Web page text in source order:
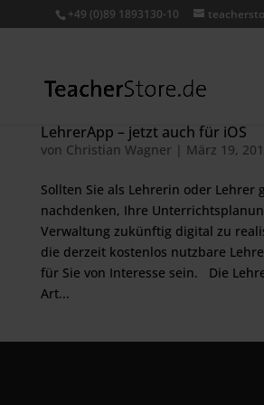
+49 (0)89 1893130-10
LehrerApp – jetzt auch für iOS
von Christian Wagner | März 19,
Sollten Sie als Lehrerin oder Lehrer
nachdenken, Ihre
Verwaltung zukünftig digital zu
die derzeit kostenlos nutzbare
für Sie von Interesse sein. Die
Art...